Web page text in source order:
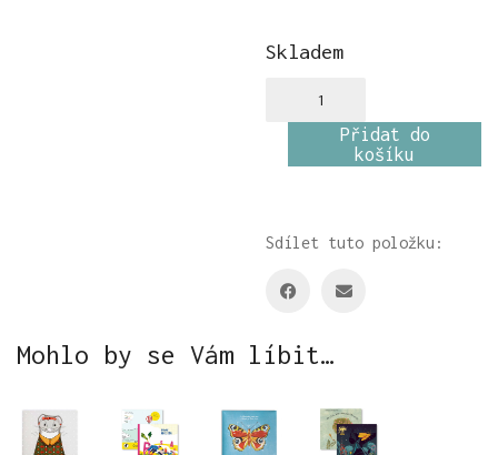
Skladem
množství
Přidat do
košíku
Sdílet tuto položku:
Mohlo by se Vám líbit…